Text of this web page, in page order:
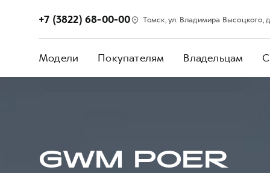
+7 (3822) 68-00-00 Томск, ул. Владимира Высоцкого,
Модели Покупателям Владельцам
GWM POER